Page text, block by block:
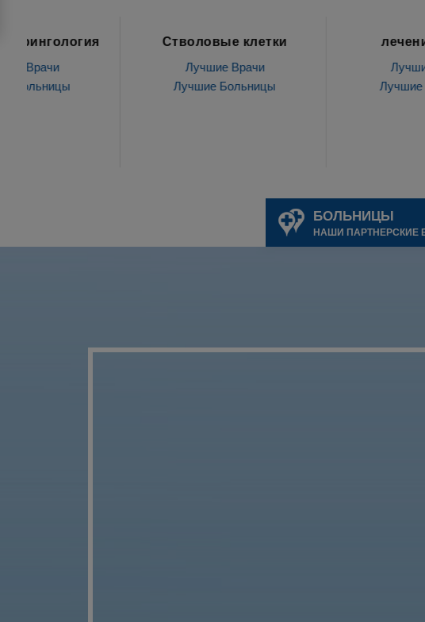
Стволовые клетки
Лучшие Больницы
лечение зубов
Лучшие Больницы
БОЛЬНИЦЫ
НАШИ ПАРТНЕРСКИЕ